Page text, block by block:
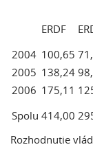
ERDF
2004 100,65
2005 138,24
2006 175,11
Spolu 414,00
Rozhodnutie